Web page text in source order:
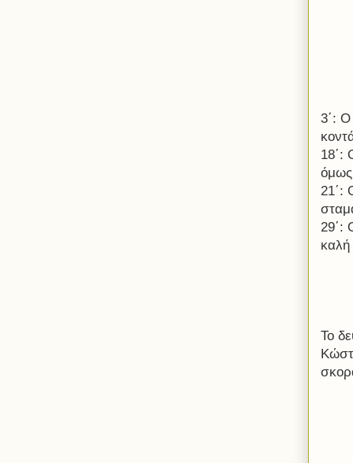
3΄: Ο
18΄:
όμως
21΄:
29΄:
Το